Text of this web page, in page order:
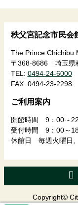
秩父宮記念市民会
The Prince Chichibu
〒368-8686 埼玉県
TEL: 0494-24-6000
FAX: 0494-23-2298
ご利用案内
開館時間 9：00～
受付時間 9：00～
休館日 毎週火曜日
Copyright©